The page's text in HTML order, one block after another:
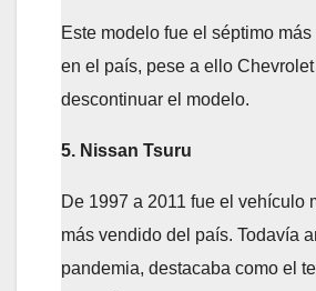
Este modelo fue el séptimo
en el país, pese a ello
descontinuar el modelo.
5. Nissan Tsuru
De 1997 a 2011 fue el vehículo
más vendido del país. Todavía
pandemia, destacaba como el